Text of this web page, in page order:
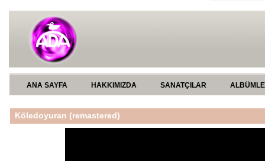
ANA SAYFA HAKKIMIZDA SANATÇILAR
Köledoyuran (remastered)